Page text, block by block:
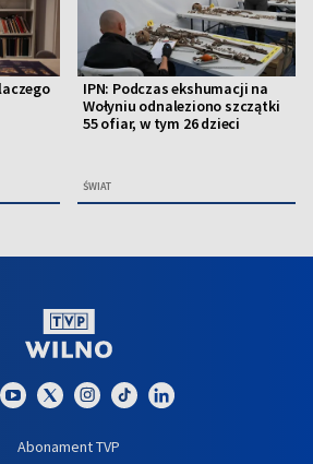
IPN: Podczas ekshumacji na
Wołyniu odnaleziono szczątki
55 ofiar, w tym 26 dzieci
ŚWIAT
Abonament TVP